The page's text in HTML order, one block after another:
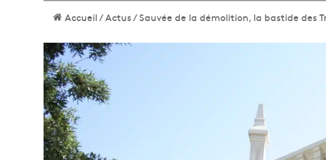
Accueil/Actus/Sauvée de la démolition, la bastide des